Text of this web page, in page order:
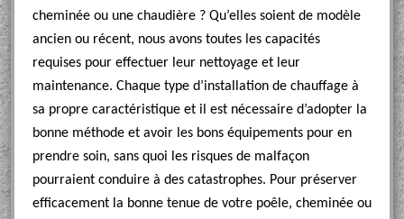
cheminée ou une chaudière ? Qu’elles soient de modèle
ancien ou récent, nous avons toutes les capacités
requises pour effectuer leur nettoyage et leur
maintenance. Chaque type d’installation de chauffage à
sa propre caractéristique et il est nécessaire d’adopter la
bonne méthode et avoir les bons équipements pour en
prendre soin, sans quoi les risques de malfaçon
pourraient conduire à des catastrophes. Pour préserver
efficacement la bonne tenue de votre poêle, cheminée ou